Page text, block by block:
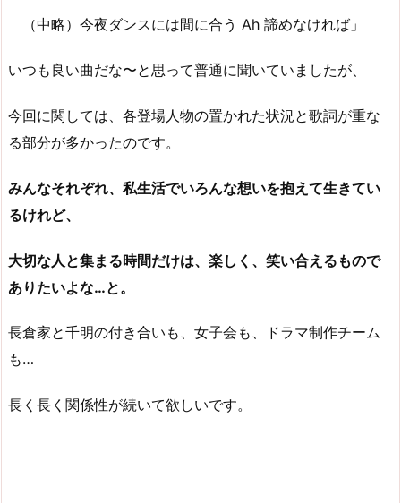
（中略）今夜ダンスには間に合う Ah 諦めなければ」
いつも良い曲だな〜と思って普通に聞いていましたが、
今回に関しては、各登場人物の置かれた状況と歌詞が重な
る部分が多かったのです。
みんなそれぞれ、私生活でいろんな想いを抱えて生きてい
るけれど、
大切な人と集まる時間だけは、楽しく、笑い合えるもので
ありたいよな…と。
長倉家と千明の付き合いも、女子会も、ドラマ制作チーム
も…
長く長く関係性が続いて欲しいです。